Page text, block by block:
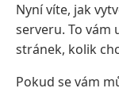
Nyní víte, jak
serveru. To vám
stránek, kolik
Pokud se vám